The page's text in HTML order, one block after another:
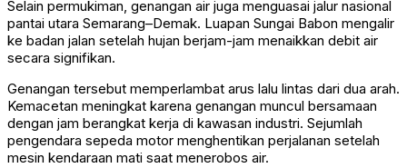
Selain permukiman, genangan air juga menguasai jalur nasional
pantai utara Semarang–Demak. Luapan Sungai Babon mengalir
ke badan jalan setelah hujan berjam-jam menaikkan debit air
secara signifikan.
Genangan tersebut memperlambat arus lalu lintas dari dua arah.
Kemacetan meningkat karena genangan muncul bersamaan
dengan jam berangkat kerja di kawasan industri. Sejumlah
pengendara sepeda motor menghentikan perjalanan setelah
mesin kendaraan mati saat menerobos air.